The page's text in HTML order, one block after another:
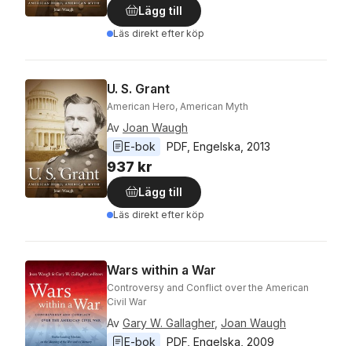
Lägg till
Läs direkt efter köp
U. S. Grant
American Hero, American Myth
Av Joan Waugh
E-bok
PDF Engelska 2013
937 kr
Lägg till
Läs direkt efter köp
Wars within a War
Controversy and Conflict over the American
Civil War
Av Gary W. Gallagher, Joan Waugh
E-bok
PDF Engelska 2009